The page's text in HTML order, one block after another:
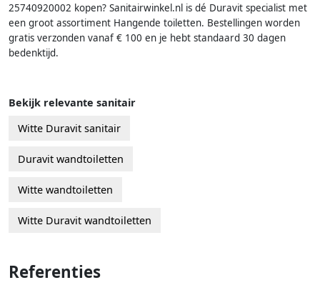
25740920002 kopen? Sanitairwinkel.nl is dé Duravit specialist met
een groot assortiment Hangende toiletten. Bestellingen worden
gratis verzonden vanaf € 100 en je hebt standaard 30 dagen
bedenktijd.
Bekijk relevante sanitair
Witte Duravit sanitair
Duravit wandtoiletten
Witte wandtoiletten
Witte Duravit wandtoiletten
Referenties